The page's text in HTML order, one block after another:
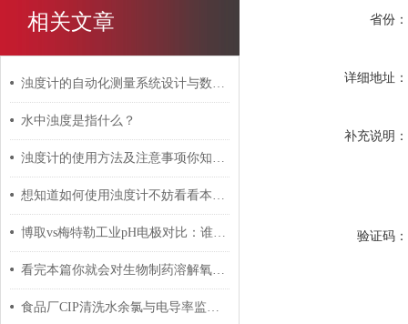
相关文章
浊度计的自动化测量系统设计与数据传输方式探讨
水中浊度是指什么？
浊度计的使用方法及注意事项你知道么
想知道如何使用浊度计不妨看看本篇吧
博取vs梅特勒工业pH电极对比：谁更适合国内复杂水样工况？
看完本篇你就会对生物制药溶解氧电极有更多了解
食品厂CIP清洗水余氯与电导率监控：多参数仪表配置清单
省份：
详细地址：
补充说明：
验证码：